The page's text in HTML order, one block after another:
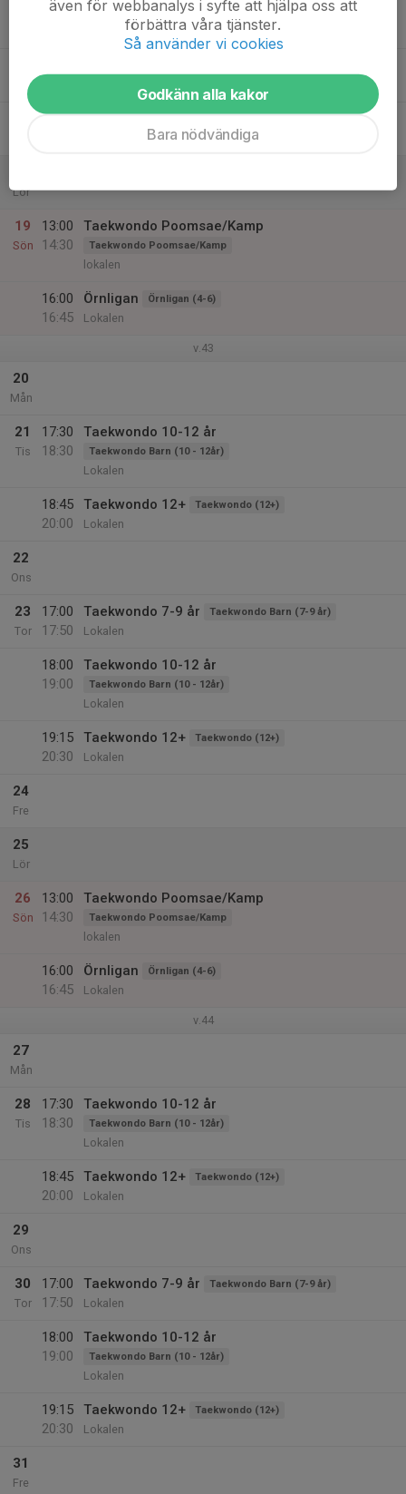
19:00
Taekwondo Barn (10 - 12år)
Lör
19
Sön
13:00
14:30
Taekwondo Poomsae/Kamp
Taekwondo Poomsae/Kamp
lokalen
16:00
16:45
Örnligan Örnligan (4-6)
Lokalen
v.43
20
Mån
21
Tis
17:30
18:30
Taekwondo 10-12 år
Taekwondo Barn (10 - 12år)
Lokalen
18:45
20:00
Taekwondo 12+ Taekwondo (12+)
Lokalen
22
Ons
23
Tor
17:00
17:50
Taekwondo 7-9 år Taekwondo Barn (7-9 år)
Lokalen
18:00
19:00
Taekwondo 10-12 år
Taekwondo Barn (10 - 12år)
Lokalen
19:15
20:30
Taekwondo 12+ Taekwondo (12+)
Lokalen
24
Fre
25
Lör
26
Sön
13:00
14:30
Taekwondo Poomsae/Kamp
Taekwondo Poomsae/Kamp
lokalen
16:00
16:45
Örnligan Örnligan (4-6)
Lokalen
v.44
27
Mån
28
Tis
17:30
18:30
Taekwondo 10-12 år
Taekwondo Barn (10 - 12år)
Lokalen
18:45
20:00
Taekwondo 12+ Taekwondo (12+)
Lokalen
29
Ons
30
Tor
17:00
17:50
Taekwondo 7-9 år Taekwondo Barn (7-9 år)
Lokalen
18:00
19:00
Taekwondo 10-12 år
Taekwondo Barn (10 - 12år)
Lokalen
19:15
20:30
Taekwondo 12+ Taekwondo (12+)
Lokalen
31
Fre
även för webbanalys i syfte att hjälpa oss att
förbättra våra tjänster.
Så använder vi cookies
Godkänn alla kakor
Bara nödvändiga